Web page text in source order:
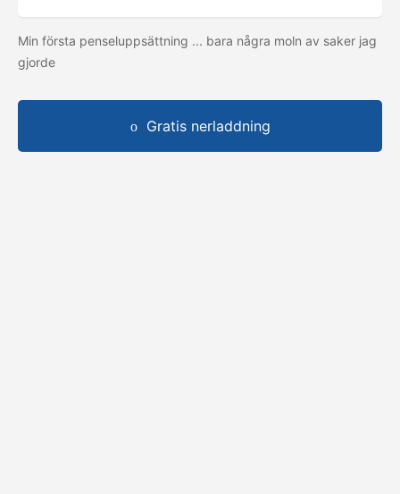
Min första penseluppsättning ... bara några moln av saker jag
gjorde
Gratis nerladdning